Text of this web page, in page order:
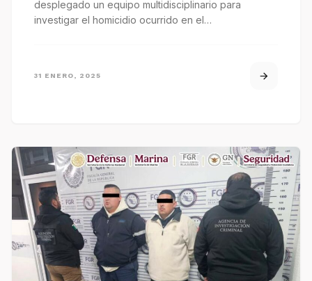
desplegado un equipo multidisciplinario para
investigar el homicidio ocurrido en el…
31 ENERO, 2025